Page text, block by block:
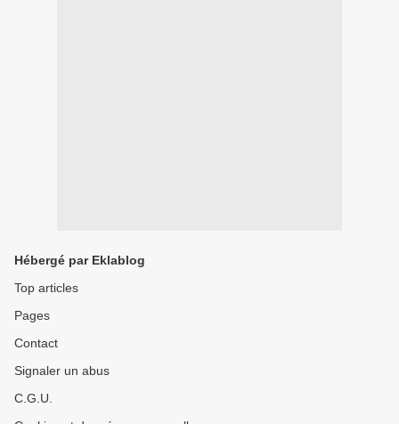
Hébergé par Eklablog
Top articles
Pages
Contact
Signaler un abus
C.G.U.